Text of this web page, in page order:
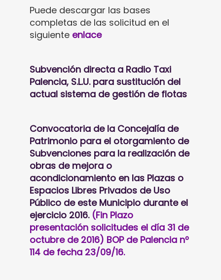
Puede descargar las bases
completas de las solicitud en el
siguiente enlace
Subvención directa a Radio Taxi
Palencia, S.L.U. para sustitución del
actual sistema de gestión de flotas
Convocatoria de la Concejalía de
Patrimonio para el otorgamiento de
Subvenciones para la realización de
obras de mejora o
acondicionamiento en las Plazas o
Espacios Libres Privados de Uso
Público de este Municipio durante el
ejercicio 2016.(Fin Plazo
presentación solicitudes el día 31 de
octubre de 2016) BOP de Palencia nº
114 de fecha 23/09/16.